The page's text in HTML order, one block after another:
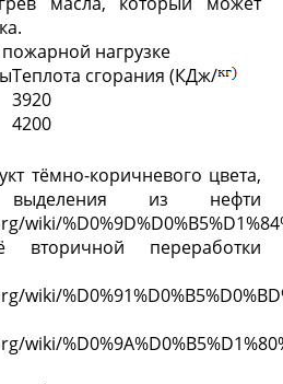
нагрузке
Теплота сгорания (КДж/
3920
4200
тёмно-коричневого цвета,
выделения из нефти
wiki/
переработки